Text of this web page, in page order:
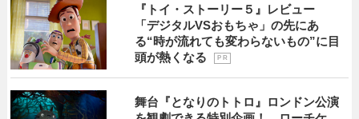
『トイ・ストーリー５』レビュー
「デジタルVSおもちゃ」の先にあ
る“時が流れても変わらないもの”に目
頭が熱くなる
P R
舞台『となりのトトロ』ロンドン公演